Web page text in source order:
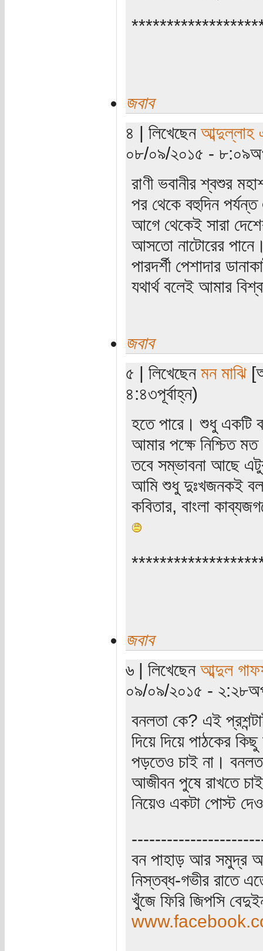
জবাব
৪ | লিখেছেন
০৮/০৯/২০১৫ -
রাণী ভবানীর শ্বশুর
পর থেকে বহুদিন
আগে থেকেই সারা
আসতো নাটোরের পানে।
পারদর্শী পেশাদার
যথার্থ বলেই আমার
জবাব
৫ | লিখেছেন মন মাঝি
৪:৪৩পূর্বাহ্ন)
হতে পারে। শুধু একটি
আমার পক্ষে নিশ্চিত
তবে সম্ভাবনা আছে
আমি শুধু দুঃখজনকই
কবিতার, বাংলা
জবাব
৬ | লিখেছেন আব্দুল
০৯/০৯/২০১৫ -
বনলতা কে? এই
দিয়ে দিয়ে পাঠকের
পড়তেও চাই না।
আজীবন পুষে রাখতে
নিয়েও একটা পোস্ট
বন পাহাড় আর সমুদ্র
নিস্তব্ধ-গভীর রাতে
খুঁজে ফিরি জিপসি